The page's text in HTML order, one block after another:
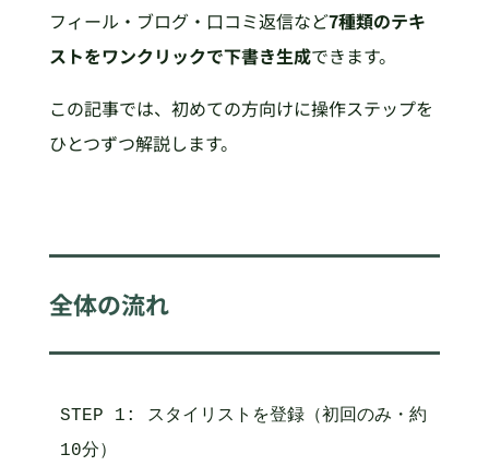
フィール・ブログ・口コミ返信など7種類のテキ
ストをワンクリックで下書き生成できます。
この記事では、初めての方向けに操作ステップを
ひとつずつ解説します。
全体の流れ
STEP 1: スタイリストを登録（初回のみ・約
10分）